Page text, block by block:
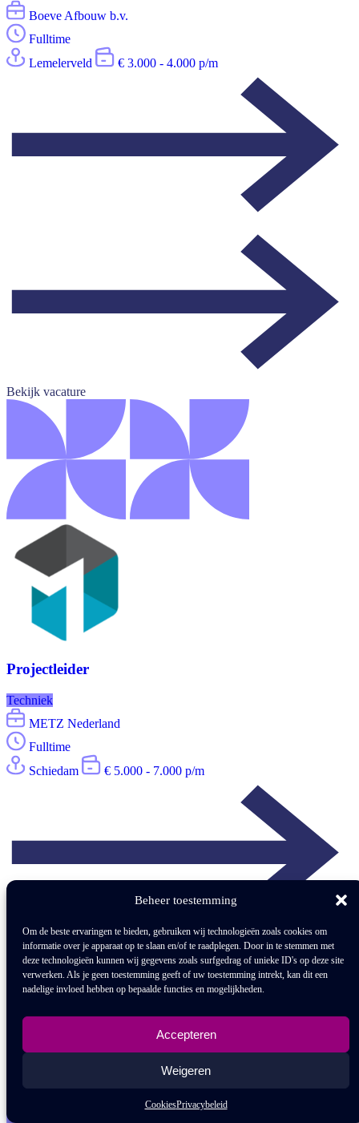
Beheer toestemming
Om de beste ervaringen te bieden, gebruiken wij technologieën zoals cookies om
informatie over je apparaat op te slaan en/of te raadplegen. Door in te stemmen met
deze technologieën kunnen wij gegevens zoals surfgedrag of unieke ID's op deze site
verwerken. Als je geen toestemming geeft of uw toestemming intrekt, kan dit een
nadelige invloed hebben op bepaalde functies en mogelijkheden.
Accepteren
Weigeren
CookiesPrivacybeleid
Boeve Afbouw b.v.
Fulltime
Lemelerveld
€ 3.000 - 4.000 p/m
Bekijk vacature
Projectleider
Techniek
METZ Nederland
Fulltime
Schiedam
€ 5.000 - 7.000 p/m